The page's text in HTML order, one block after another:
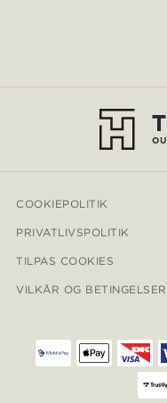
COOKIEPOLITIK
PRIVATLIVSPOLITIK
TILPAS COOKIES
VILKÅR OG BETINGELSER